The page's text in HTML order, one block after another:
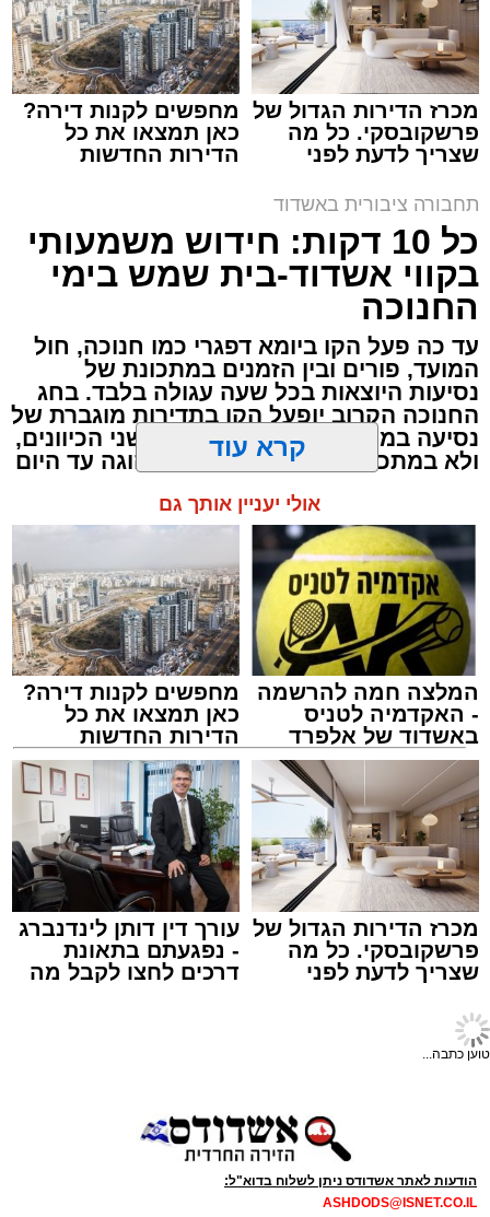
לוז תיגבור דן בדרום
מעוניינים להגיב? לדווח ? צרו איתנו קשר במייל -
ASHDODS@ISNET.CO.IL
מכרז הדירות הגדול של
פרשקובסקי. כל מה
שצריך לדעת לפני
באשדוד
מחפשים לקנות דירה?
כאן תמצאו את כל
הדירות החדשות
תחבורה ציבורית באשדוד
כל 10 דקות: חידוש משמעותי
בקווי אשדוד-בית שמש בימי
החנוכה
עד כה פעל הקו ביומא דפגרי כמו חנוכה, חול
המועד, פורים ובין הזמנים במתכונת של
נסיעות היוצאות בכל שעה עגולה בלבד. בחג
החנוכה הקרוב יופעל הקו בתדירות מוגברת של
נסיעה בממוצע כל כעשר דקות, בשני הכיוונים,
ולא במתכונת השעתית שהייתה נהוגה עד היום
אלקטרה אפיקים
מערכת האתר / 15:41 14.12.25
תגים:תחבורה, אשדוד שמואל שוק
עד כה פעל הקו ביומא דפגרי כמו חנוכה, חול
המועד, פורים ובין הזמנים במתכונת של נסיעות
בחג החנוכה הקרוב יופעל הקו בתדירות מוגברת
של נסיעה בממוצע כל כעשר דקות, בשני הכיוונים,
ולא במתכונת השעתית שהייתה נהוגה עד היום.
קרא עוד
אולי יעניין אותך גם
המלצה חמה להרשמה
- האקדמיה לטניס
באשדוד של אלפרד
קריאולנסקי - לילדים
מחפשים לקנות דירה?
כאן תמצאו את כל
הדירות החדשות
למכירה באשדוד >>>
מכרז הדירות הגדול של
שצריך לדעת לפני
שמגישים הצעה לדירה
באשדוד
עורך דין דותן לינדנברג